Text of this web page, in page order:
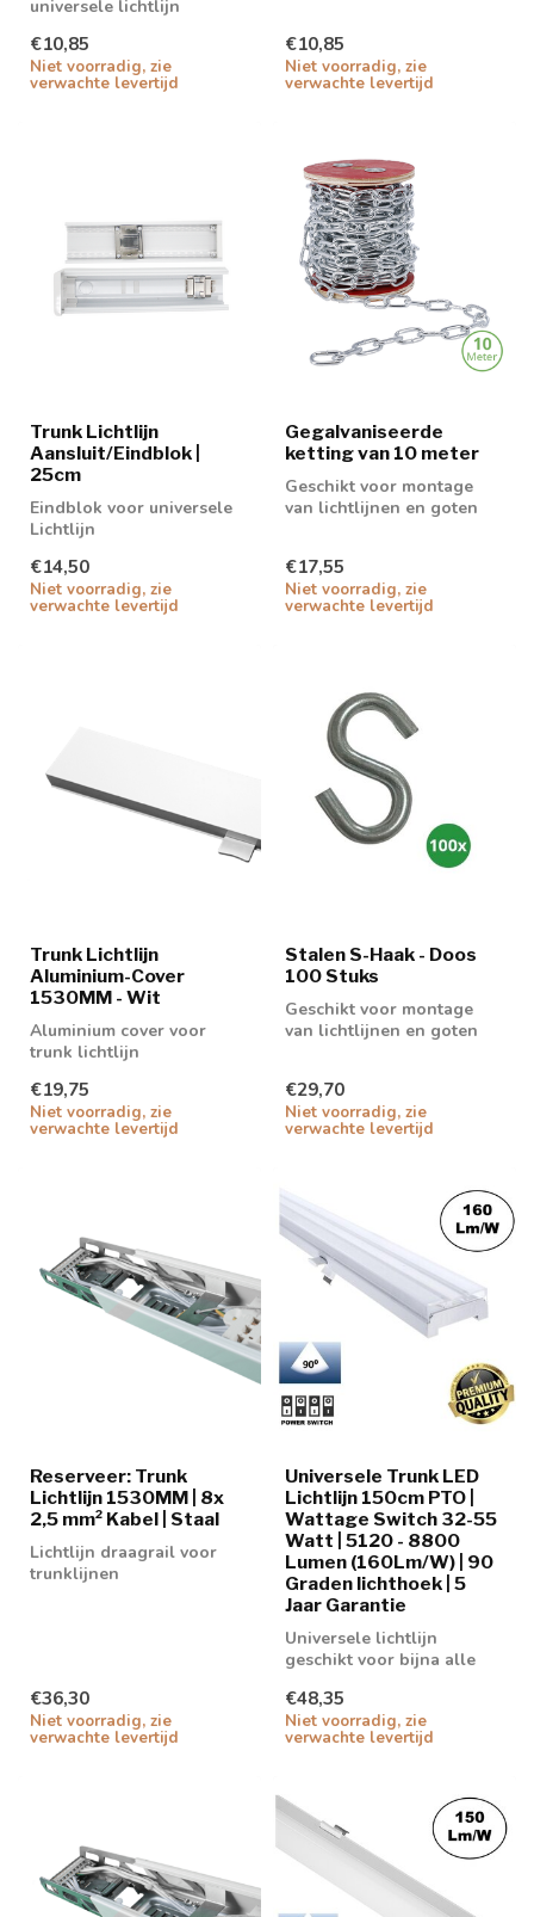
universele lichtlijn
€10,85
Niet voorradig, zie
verwachte levertijd
€10,85
Niet voorradig, zie
verwachte levertijd
Trunk Lichtlijn
Aansluit/Eindblok |
25cm
Eindblok voor universele
Lichtlijn
€14,50
Niet voorradig, zie
verwachte levertijd
Gegalvaniseerde
ketting van 10 meter
Geschikt voor montage
van lichtlijnen en goten
€17,55
Niet voorradig, zie
verwachte levertijd
Trunk Lichtlijn
Aluminium-Cover
1530MM - Wit
Aluminium cover voor
trunk lichtlijn
€19,75
Niet voorradig, zie
verwachte levertijd
Stalen S-Haak - Doos
100 Stuks
Geschikt voor montage
van lichtlijnen en goten
€29,70
Niet voorradig, zie
verwachte levertijd
Reserveer: Trunk
Lichtlijn 1530MM | 8x
2,5 mm² Kabel | Staal
Lichtlijn draagrail voor
trunklijnen
€36,30
Niet voorradig, zie
verwachte levertijd
Universele Trunk LED
Lichtlijn 150cm PTO |
Wattage Switch 32-55
Watt | 5120 - 8800
Lumen (160Lm/W) | 90
Graden lichthoek | 5
Jaar Garantie
Universele lichtlijn
geschikt voor bijna alle
€48,35
Niet voorradig, zie
verwachte levertijd